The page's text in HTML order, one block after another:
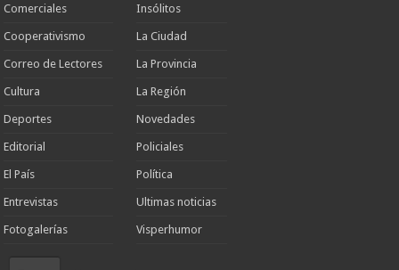
Comerciales
Cooperativismo
Correo de Lectores
Cultura
Deportes
Editorial
El País
Entrevistas
Fotogalerías
Insólitos
La Ciudad
La Provincia
La Región
Novedades
Policiales
Política
Ultimas noticias
Visperhumor